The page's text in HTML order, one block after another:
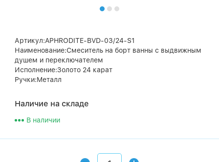
Артикул:APHRODITE-BVD-03/24-S1
Наименование:Смеситель на борт ванны с выдвижным
душем и переключателем
Исполнение:Золото 24 карат
Ручки:Металл
Наличие на складе
В наличии